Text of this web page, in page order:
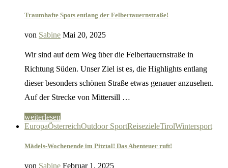
Traumhafte Spots entlang der Felbertauernstraße!
von Sabine Mai 20, 2025
Wir sind auf dem Weg über die Felbertauernstraße in
Richtung Süden. Unser Ziel ist es, die Highlights entlang
dieser besonders schönen Straße etwas genauer anzusehen.
Auf der Strecke von Mittersill …
weiterlesen
EuropaÖsterreichOutdoor SportReisezieleTirolWintersport
Mädels-Wochenende im Pitztal! Das Abenteuer ruft!
von Sabine Februar 1, 2025